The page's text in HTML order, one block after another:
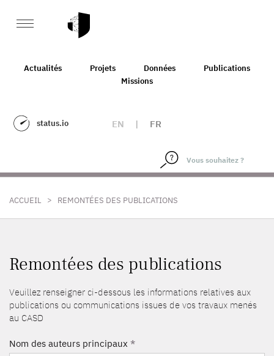
Actualités Projets Données
Publications
Missions
status.io EN | FR
ACCUEIL > REMONTÉES DES PUBLICATIONS
Remontées des publications
Veuillez renseigner ci-dessous les informations relatives aux
publications ou communications issues de vos travaux menés
au CASD
Nom des auteurs principaux *